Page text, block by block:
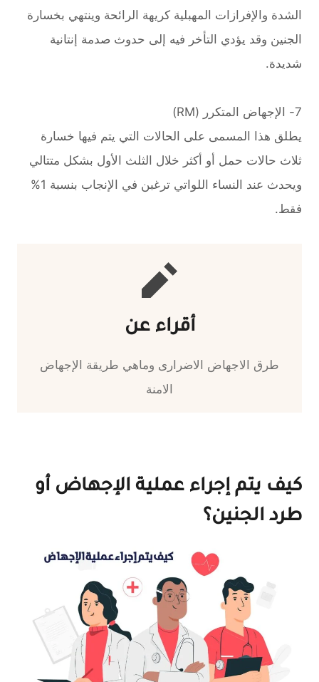
الشدة والإفرازات المهبلية كريهة الرائحة وينتهي بخسارة
الجنين وقد يؤدي التأخر فيه إلى حدوث صدمة إنتانية
شديدة.
7- الإجهاض المتكرر (RM)
يطلق هذا المسمى على الحالات التي يتم فيها خسارة
ثلاث حالات حمل أو أكثر خلال الثلث الأول بشكل متتالي
ويحدث عند النساء اللواتي ترغبن في الإنجاب بنسبة 1%
فقط.
أقراء عن
طرق الاجهاض الاضرارى وماهي طريقة الإجهاض
الامنة
كيف يتم إجراء عملية الإجهاض أو
طرد الجنين؟